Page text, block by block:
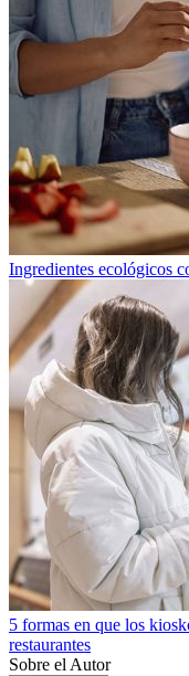
Ingredientes ecológicos
5 formas en que los
restaurantes
Sobre el Autor